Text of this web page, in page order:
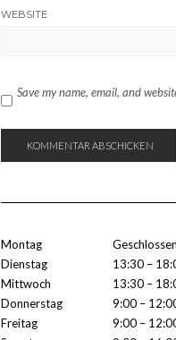
WEBSITE
Save my name, email, and
Montag
Geschlossen
Dienstag
13:30 –
Mittwoch
13:30 –
Donnerstag
9:00 –
Freitag
9:00 –